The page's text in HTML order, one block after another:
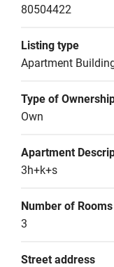
80504422
Listing type
Apartment
Type of
Own
Apartment
3h+k+s
Number of Rooms
3
Street address